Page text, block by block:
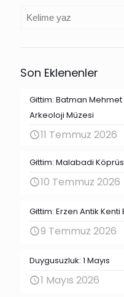
Ara
Son Eklenenler
Gittim: Batman
Arkeoloji Müzesi
11 Temmuz 2026
Gittim: Malabadi
10 Temmuz 2026
Gittim: Erzen Antik Kenti
9 Temmuz 2026
Duygusuzluk: 1 Mayıs
1 Mayıs 2026